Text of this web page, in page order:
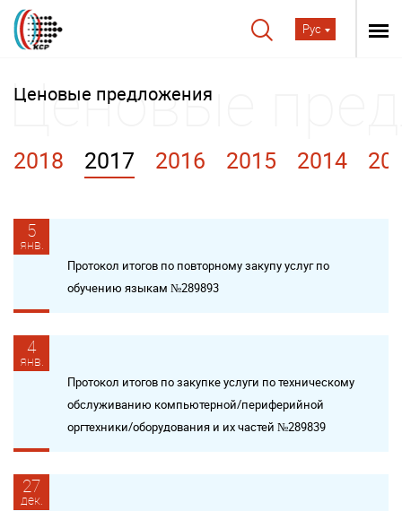
Рус
Ценовые предложения
2018 2017 2016 2015 2014
5
янв.
Протокол итогов по повторному закупу услуг по
обучению языкам №289893
4
янв.
Протокол итогов по закупке услуги по техническому
обслуживанию компьютерной/периферийной
оргтехники/оборудования и их частей №289839
27
дек.